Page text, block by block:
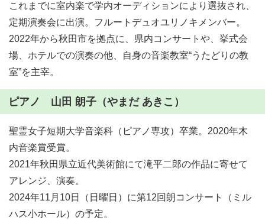
これまでに室内楽で学内オーディションにより選抜され、
定期演奏会に出演。フルートデュオユリノキメンバー。
2022年から秋田市を拠点に、県内コンサートや、挙式会
場、ホテルでの演奏の他、自身の音楽教室“うたどりの教
室”を主宰。
ピアノ 山田 朗子（やまだ あきこ）
聖霊女子短期大学音楽科（ピアノ専攻）卒業。2020年木
内音楽賞受賞。
2021年秋田県立近代美術館にて滝平二郎の作品に寄せて
アレンジ、演奏。
2024年11月10日（日曜日）に第12回朗コンサート（ミル
ハス小ホール）の予定。